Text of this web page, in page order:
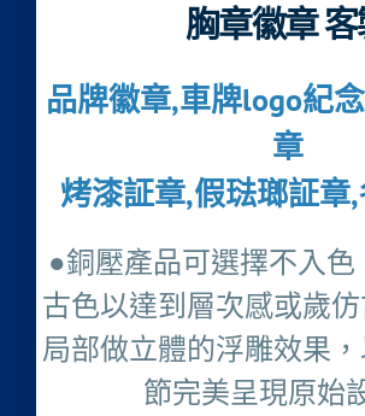
胸章徽章
品牌徽章,車牌logo紀
章
烤漆証章,假琺瑯証章
●銅壓產品可選擇不入
古色以達到層次感或歲
局部做立體的浮雕效果
節完美呈現原始